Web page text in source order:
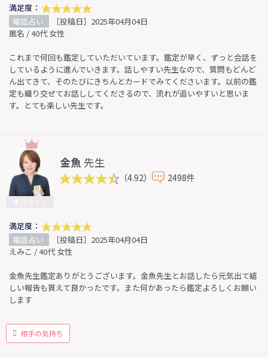
満足度：
電話占い
［投稿日］2025年04月04日
匿名 / 40代 女性
これまで何回も鑑定していただいています。鑑定が早く、ずっと会話を
しているように進んでいきます。話しやすい先生なので、質問もどんど
ん出てきて、そのたびにきちんとカードでみてくださいます。以前の鑑
定も織り交ぜてお話ししてくださるので、流れが追いやすいと思いま
す。とても楽しい先生です。
金魚 先生
（4.92） 2498件
満足度：
電話占い
［投稿日］2025年04月04日
えみこ / 40代 女性
金魚先生鑑定ありがとうございます。金魚先生とお話したら元気出て嬉
しい報告も貰えて良かったです。また何かあったら鑑定よろしくお願い
します
相手の気持ち